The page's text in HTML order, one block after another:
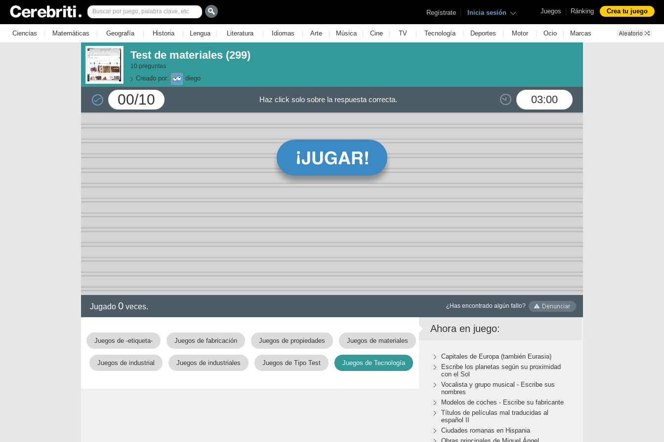
Juegos | Ránking Crea tu juego
Regístrate | Inicia sesión
Ciencias | Matemáticas | Geografía | Historia | Lengua | Literatura | Idiomas | Arte | Música | Cine | TV | Tecnología | Deportes | Motor | Ocio | Marcas
Test de materiales (299)
10 preguntas
Creado por: diego
00/10 03:00
Haz click solo sobre la respuesta correcta.
Jugado 0 veces. ¿Has encontrado algún fallo?
Juegos de -etiqueta- Juegos de fabricación Juegos de propiedades Juegos de materiales
Juegos de industrial Juegos de industriales Juegos de Tipo Test Juegos de Tecnología
Ahora en juego:
Capitales de Europa (también Eurasia)
Escribe los planetas según su proximidad
con el Sol
Vocalista y grupo musical - Escribe sus
nombres
Modelos de coches - Escribe su fabricante
Títulos de películas mal traducidas al
español II
Ciudades romanas en Hispania